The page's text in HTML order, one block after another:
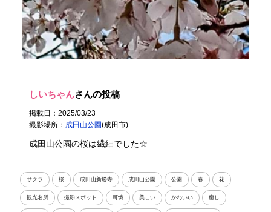
しいちゃんさんの投稿
掲載日：2025/03/23
撮影場所： 成田山公園(成田市)
成田山公園の桜は繊細でした☆
サクラ 桜 成田山新勝寺 成田山公園 公園 春 花
観光名所 撮影スポット 可憐 美しい かわいい 癒し